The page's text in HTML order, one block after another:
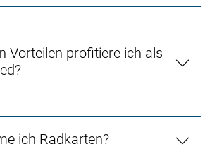
Vorteilen profitiere ich als
ich Radkarten?